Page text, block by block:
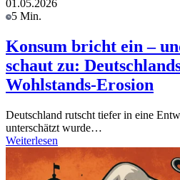
01.05.2026
5 Min.
Konsum bricht ein –
schaut zu:
Wohlstands-Erosion
Deutschland rutscht tiefer in eine
unterschätzt wurde…
Weiterlesen